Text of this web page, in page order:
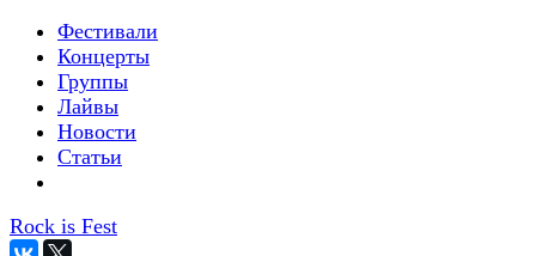
Фестивали
Концерты
Группы
Лайвы
Новости
Статьи
Rock is Fest